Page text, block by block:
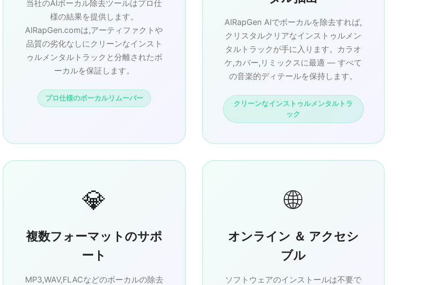
当社のAIボーカル除去ツールはプロ仕
様の結果を提供します。
AIRapGen.comは,アーティファクトや
品質の劣化なしにクリーンなインスト
ゥルメンタルトラックと分離されたボ
ーカルを保証します。
プロ仕様のボーカルリムーバー
AIRapGen AIでボーカルを除去すれば,
クリスタルクリアなインストゥルメン
タルトラックが手に入ります。カラオ
ケ,カバー,リミックスに最適 — すべて
の音楽的ディテールを保持します。
クリーンなインストゥルメンタルトラ
ック
💎
複数フォーマットのサポ
ート
MP3,WAV,FLACなどのボーカルの除去
🌐
オンライン ＆ アクセシ
ブル
ソフトウェアのインストールは不要で